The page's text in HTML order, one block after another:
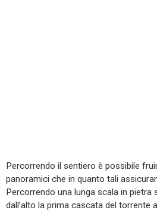
Percorrendo il sentiero è possibile
panoramici che in quanto tali
Percorrendo una lunga scala in pietra
dall’alto la prima cascata del torrente